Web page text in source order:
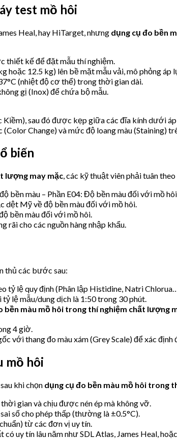
test mồ hôi
Heal, hay HiTarget, nhưng dụng cụ đo bền
thiết kế để đặt mẫu thí nghiệm.
hoặc 12.5 kg) lên bề mặt mẫu vải, mô phỏng áp
(nhiệt độ cơ thể) trong thời gian dài.
gị (Inox) để chứa bộ mẫu.
sau đó được kẹp giữa các đĩa kính dưới
Change) và mức độ loang màu (Staining)
biến
lượng may mặc, các kỹ thuật viên phải tuân
bền màu – Phần E04: Độ bền màu đối với mồ
dệt Mỹ về độ bền màu đối với mồ hôi.
bền màu đối với mồ hôi.
rãi cho các nguồn hàng nhập khẩu.
thủ các bước sau:
tỷ lệ quy định (Phân lập Histidine, Natri
lệ mẫu/dung dịch là 1:50 trong 30 phút.
bền màu mồ hôi trong thí nghiệm chất lượng
4 giờ.
với thang đo màu xám (Grey Scale) để xác định
mồ hôi
khi chọn dụng cụ đo bền màu mồ hôi trong
gian và chịu được nén ép mà không vỡ.
số cho phép thấp (thường là ±0.5°C).
từ các đơn vị uy tín.
uy tín lâu năm như SDL Atlas, James Heal,